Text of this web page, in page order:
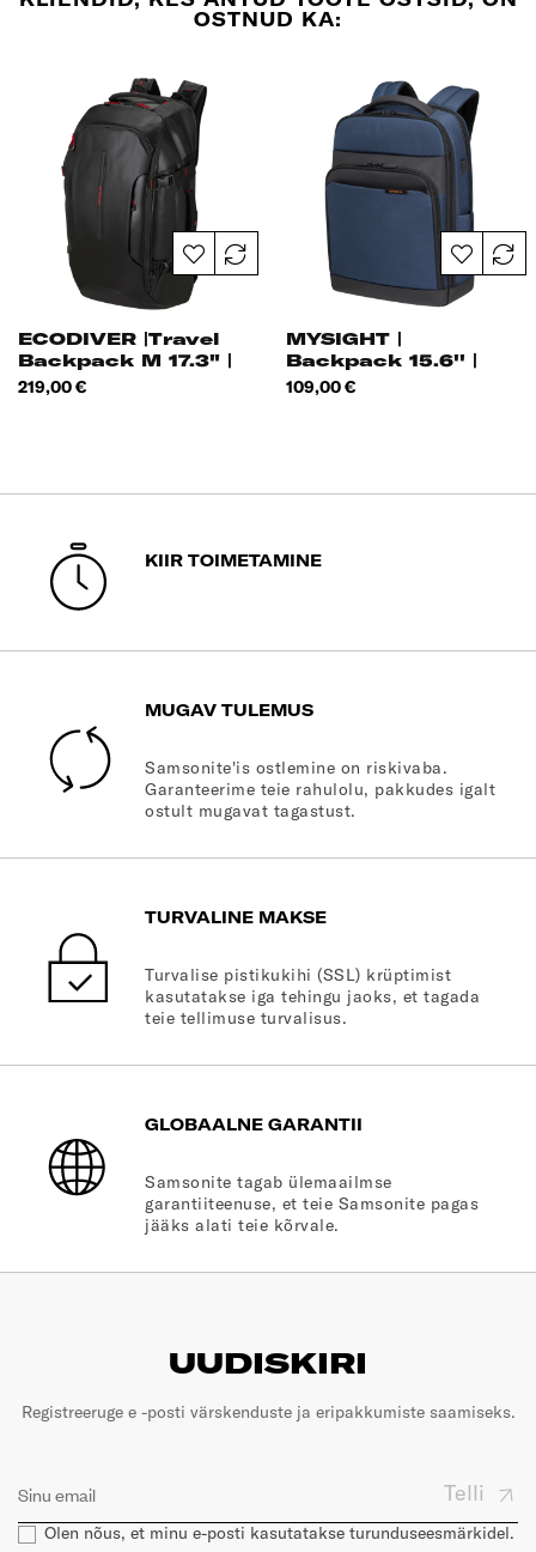
OSTNUD KA:
ECODIVER |Travel
Backpack M 17.3" |
Hind
219,00 €
MYSIGHT |
Backpack 15.6'' |
Hind
109,00 €
KIIR TOIMETAMINE
MUGAV TULEMUS
Samsonite'is ostlemine on riskivaba.
Garanteerime teie rahulolu, pakkudes igalt
ostult mugavat tagastust.
TURVALINE MAKSE
Turvalise pistikukihi (SSL) krüptimist
kasutatakse iga tehingu jaoks, et tagada
teie tellimuse turvalisus.
GLOBAALNE GARANTII
Samsonite tagab ülemaailmse
garantiiteenuse, et teie Samsonite pagas
jääks alati teie kõrvale.
UUDISKIRI
Registreeruge e -posti värskenduste ja eripakkumiste saamiseks.
Telli
Olen nõus, et minu e-posti kasutatakse turunduseesmärkidel.